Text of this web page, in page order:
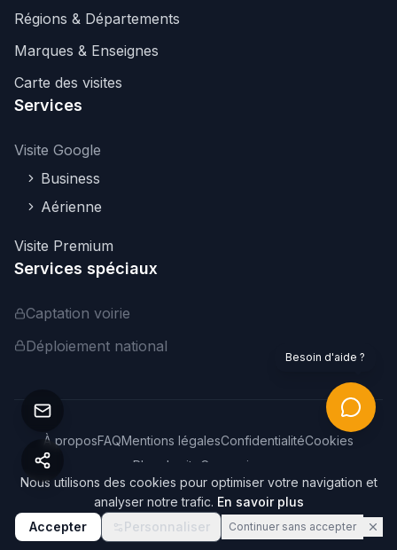
Régions & Départements
Marques & Enseignes
Carte des visites
Services
Visite Google
Business
Aérienne
Visite Premium
Services spéciaux
Captation voirie
Déploiement national
©2026 Webvisite. Tous droits réservés.
À proposFAQMentions légalesConfidentialitéCookies
Plan du site
Connexion
Nous utilisons des cookies pour optimiser votre navigation et
analyser notre trafic. En savoir plus
Accepter
Personnaliser Continuer sans accepter
Besoin d'aide ?